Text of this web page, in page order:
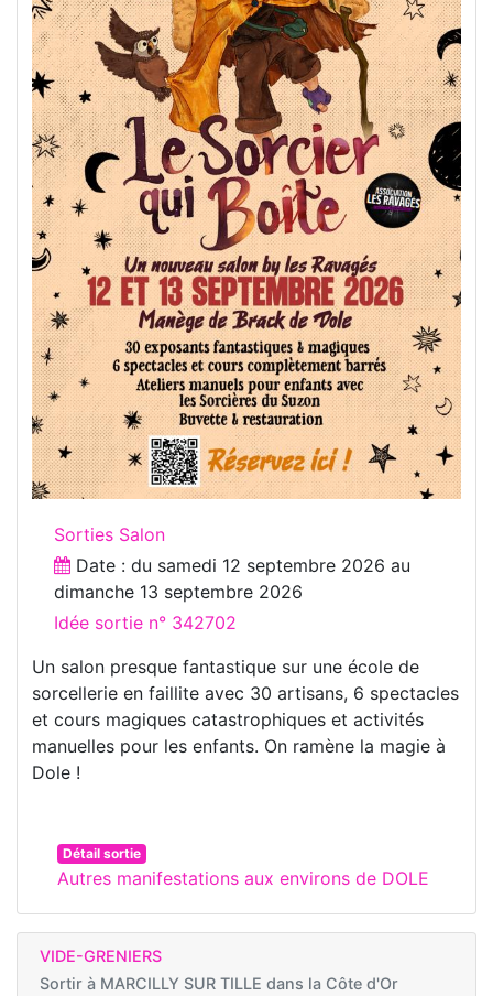
Sorties Salon
Date : du samedi 12 septembre 2026 au
dimanche 13 septembre 2026
Idée sortie n° 342702
Un salon presque fantastique sur une école de
sorcellerie en faillite avec 30 artisans, 6 spectacles
et cours magiques catastrophiques et activités
manuelles pour les enfants. On ramène la magie à
Dole !
Détail sortie
Autres manifestations aux environs de DOLE
VIDE-GRENIERS
Sortir à MARCILLY SUR TILLE dans la Côte d'Or